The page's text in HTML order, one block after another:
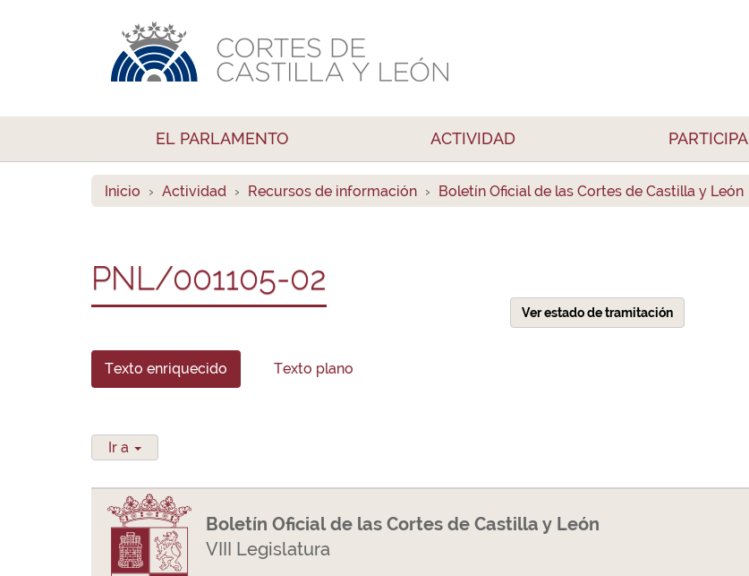
EL PARLAMENTO ACTIVIDAD PARTICIPA
Inicio Actividad Recursos de información Boletín Oficial de las Cortes de Castilla y León
PNL/001105-02
Ver estado de tramitación
Texto enriquecido Texto plano
Ir a
Boletín Oficial de las Cortes de Castilla y León
VIII Legislatura